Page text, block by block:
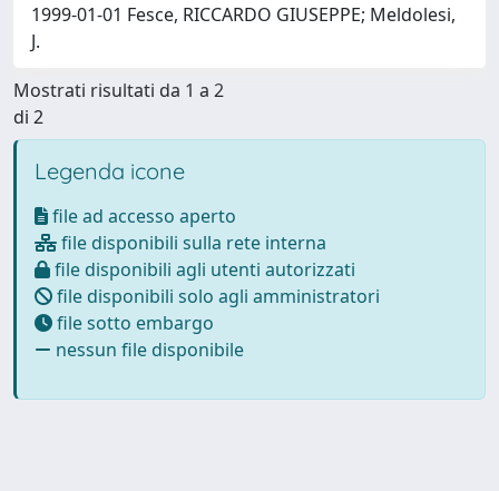
1999-01-01 Fesce, RICCARDO GIUSEPPE; Meldolesi,
J.
Mostrati risultati da 1 a 2
di 2
Legenda icone
file ad accesso aperto
file disponibili sulla rete interna
file disponibili agli utenti autorizzati
file disponibili solo agli amministratori
file sotto embargo
nessun file disponibile